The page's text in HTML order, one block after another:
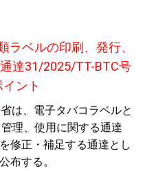
ラベルの印刷、発行、
達31/2025/TT-BTC号
ント
は、電子タバコラベルと
理、使用に関する通達
修正・補足する通達とし
布する。